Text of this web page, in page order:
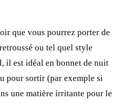
que vous pourrez porter de
ou tel quel style
il est idéal en bonnet de nuit
pour sortir (par exemple si
une matière irritante pour le